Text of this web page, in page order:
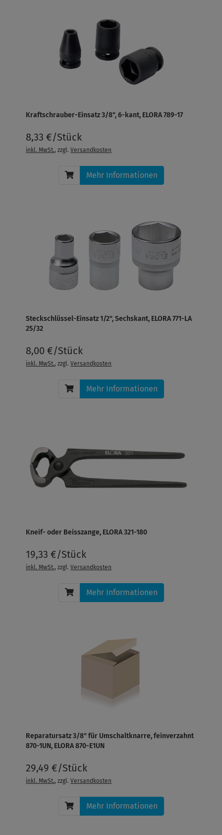
Kraftschrauber-Einsatz 3/8", 6-kant, ELORA 789-17
8,33 €/Stück
inkl. MwSt., zzgl.Versandkosten
Mehr Informationen
Steckschlüssel-Einsatz 1/2", Sechskant, ELORA 771-LA
25/32
8,00 €/Stück
inkl. MwSt., zzgl.Versandkosten
Mehr Informationen
Kneif- oder Beisszange, ELORA 321-180
19,33 €/Stück
inkl. MwSt., zzgl.Versandkosten
Mehr Informationen
Reparatursatz 3/8" für Umschaltknarre, feinverzahnt
870-1UN, ELORA 870-E1UN
29,49 €/Stück
inkl. MwSt., zzgl.Versandkosten
Mehr Informationen